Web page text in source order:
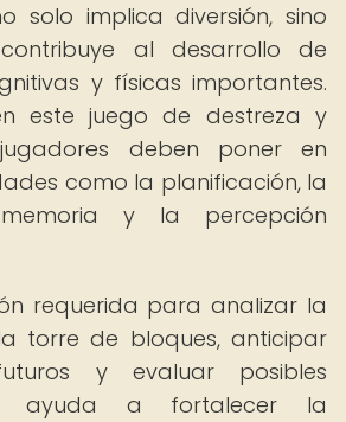
solo implica diversión, sino
al desarrollo de
y físicas importantes.
este juego de destreza y
deben poner en
como la planificación, la
y la percepción
requerida para analizar la
torre de bloques, anticipar
y evaluar posibles
ayuda a fortalecer la